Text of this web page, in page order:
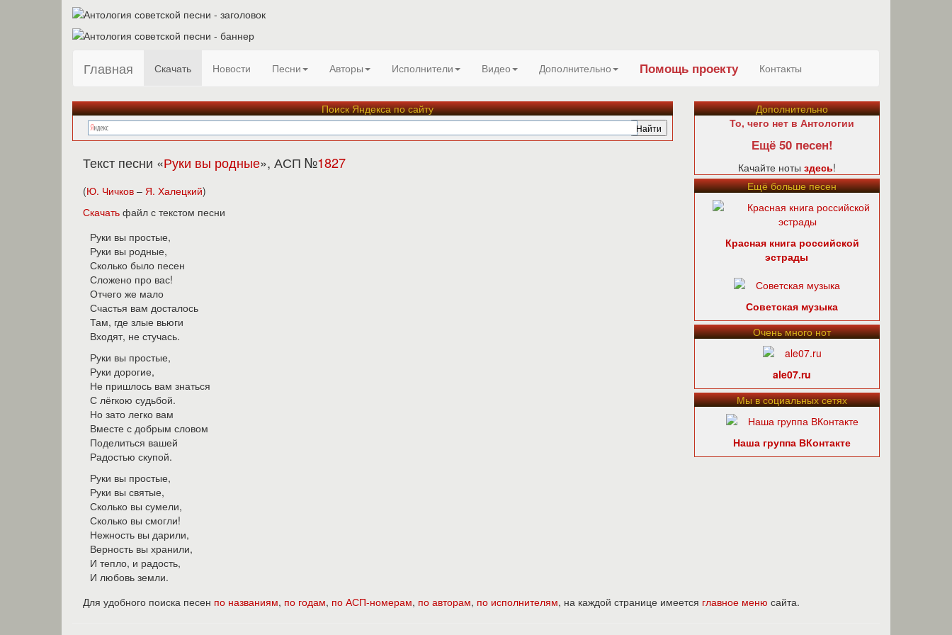
Главная Скачать Новости Песни Авторы Исполнители Видео Дополнительно Помощь проекту Контакты
Поиск Яндекса по сайту
Текст песни «Руки вы родные», АСП №1827
(Ю. Чичков – Я. Халецкий)
Скачать файл с текстом песни
Руки вы простые,
Руки вы родные,
Сколько было песен
Сложено про вас!
Отчего же мало
Счастья вам досталось
Там, где злые вьюги
Входят, не стучась.
Руки вы простые,
Руки дорогие,
Не пришлось вам знаться
С лёгкою судьбой.
Но зато легко вам
Вместе с добрым словом
Поделиться вашей
Радостью скупой.
Руки вы простые,
Руки вы святые,
Сколько вы сумели,
Сколько вы смогли!
Нежность вы дарили,
Верность вы хранили,
И тепло, и радость,
И любовь земли.
Дополнительно
То, чего нет в Антологии
Ещё 50 песен!
Качайте ноты здесь!
Ещё больше песен
Красная книга российской
эстрады
Советская музыка
Очень много нот
ale07.ru
Мы в социальных сетях
Наша группа ВКонтакте
Для удобного поиска песен по названиям, по годам, по АСП-номерам, по авторам, по исполнителям, на каждой странице имеется главное меню сайта.